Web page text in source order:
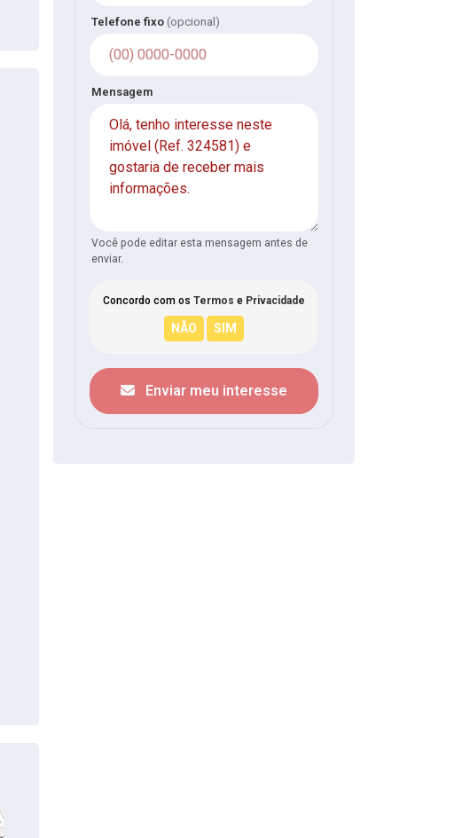
Telefone fixo (opcional)
Mensagem
Você pode editar esta mensagem antes de
enviar.
Concordo com os Termos e Privacidade
Enviar meu interesse